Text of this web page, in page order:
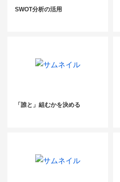
SWOT分析の活用
「誰と」組むかを決める